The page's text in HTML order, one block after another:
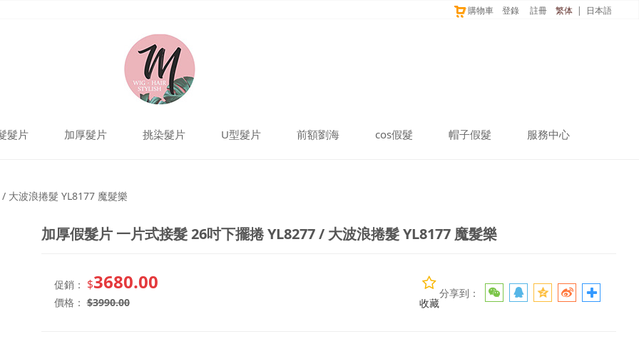
繁体 | 日本語
登錄 註冊
購物車
髮片 加厚髮片 挑染髮片 U型髮片 前額劉海 cos假髮 帽子假髮 服務中心
吋下擺捲 YL8277 / 大波浪捲髮 YL8177 魔
大波浪捲髮 YL8177 魔髮樂
加厚假髮片 一片式接髮 26吋下擺捲 YL8277 / 大波浪捲髮 YL8177 魔髮樂
促銷： $3680.00
價格：$3990.00
分享到：
收藏